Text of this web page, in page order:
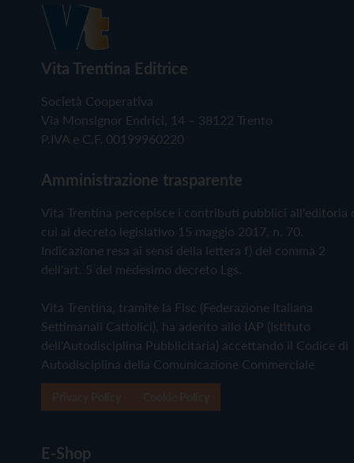
Vita Trentina Editrice
Società Cooperativa
Via Monsignor Endrici, 14 – 38122 Trento
P.IVA e C.F. 00199960220
Amministrazione trasparente
Vita Trentina percepisce i contributi pubblici all'editoria
cui al decreto legislativo 15 maggio 2017, n. 70.
Indicazione resa ai sensi della lettera f) del comma 2
dell'art. 5 del medesimo decreto Lgs.
Vita Trentina, tramite la Fisc (Federazione Italiana
Settimanali Cattolici), ha aderito allo IAP (Istituto
dell'Autodisciplina Pubblicitaria) accettando il Codice di
Autodisciplina della Comunicazione Commerciale
E-Shop